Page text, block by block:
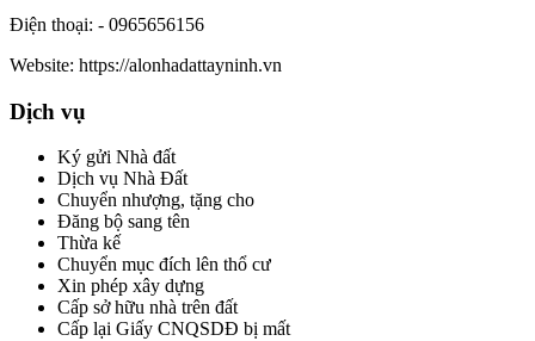
Điện thoại: - 0965656156
Website: https://alonhadattayninh.vn
Dịch vụ
Ký gửi Nhà đất
Dịch vụ Nhà Đất
Chuyển nhượng, tặng cho
Đăng bộ sang tên
Thừa kế
Chuyển mục đích lên thổ cư
Xin phép xây dựng
Cấp sở hữu nhà trên đất
Cấp lại Giấy CNQSDĐ bị mất